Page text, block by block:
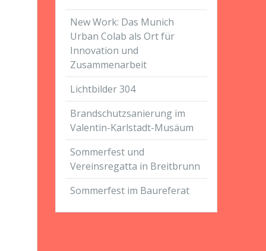
New Work: Das Munich
Urban Colab als Ort für
Innovation und
Zusammenarbeit
Lichtbilder 304
Brandschutzsanierung im
Valentin-Karlstadt-Musäum
Sommerfest und
Vereinsregatta in Breitbrunn
Sommerfest im Baureferat